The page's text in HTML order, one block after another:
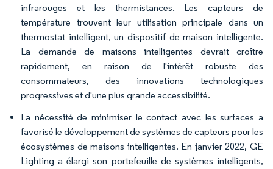
infrarouges et les thermistances. Les capteurs de
température trouvent leur utilisation principale dans un
thermostat intelligent, un dispositif de maison intelligente.
La demande de maisons intelligentes devrait croître
rapidement, en raison de l'intérêt robuste des
consommateurs, des innovations technologiques
progressives et d'une plus grande accessibilité.
La nécessité de minimiser le contact avec les surfaces a
favorisé le développement de systèmes de capteurs pour les
écosystèmes de maisons intelligentes. En janvier 2022, GE
Lighting a élargi son portefeuille de systèmes intelligents,